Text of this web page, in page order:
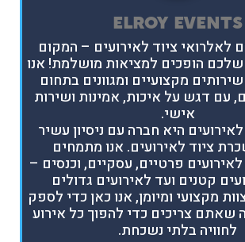
ELROY EVENTS
לאלרואי ציוד לאירועים – המקום
שלכם הופכים למציאות מושלמת! אנו
מקצועיים ומגוונים בתחום
עם דגש על איכות, אמינות ושירות
אישי.
היא חברה עם ניסיון עשיר
ציוד לאירועים. אנו מתמחים
פרטיים, עסקיים, וכנסים –
קטנים ועד לאירועים גדולים
מקצועי ומיומן, אנו כאן כדי לספק
צריכים כדי להפוך כל אירוע
לחוויה בלתי נשכחת.